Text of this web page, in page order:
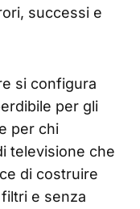
successi e
si configura
per gli
per chi
televisione che
di costruire
e senza